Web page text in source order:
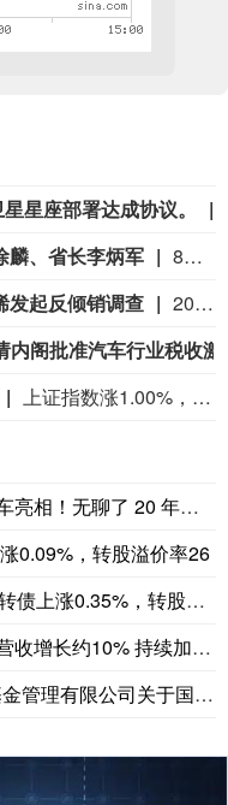
星座部署达成协议。
麟、省长李炳军
8月5日，工商银行党委副书记、行长刘珺在贵阳拜会贵州省委书记徐麟，省委副书记、省长李炳军，双方就深化政银合作、推动贵州高质量发展等话题深入交流。贵州省委常委、省委统战部部长郭强，省委常委、常务副省长胡广杰，省政协副主席、省财政厅厅长石化清等参加会谈。（中国工商银行）
发起反倾销调查
2026年8月4日，英国贸易救济署发布公告，应英国企业INOVYN Chlor Vinyls Limited提交的申请，对原产于中国、墨西哥和韩国的悬浮聚氯乙烯（Suspension Polyvinyl Chloride (S-PVC)）发起反倾销调查。涉案产品的英国海关编码为3904 1000 15和3904 1000 80。本案倾销调查期为2025年7月1日至2026年6月30日，损害调查期为2022年7月1日至2026年6月30日。 案件利害相关方可登录英国贸易救济署网站注册（https://www.trade-remedies.service.gov.uk），以获得案件相关信息并参与相关调查程序，注册需在2026年8月21日前完成。（英国贸易救济服务官网）
上证指数涨1.00%，现报3939.466点；深证成指涨1.39%，现报14306.540点；创业板指涨1.37%，现报3563.810点。
无聊了 20 年的丰田，
0.09%，转股溢价率26
涨0.35%，转股溢价率
长约10% 持续加码存储
有限公司关于国联基金